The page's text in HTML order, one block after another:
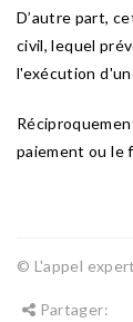
D’autre part,
civil, lequel
l'exécution
paiement ou le
© L'appel
Partager: